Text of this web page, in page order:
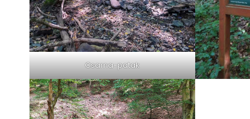
Csarna-patak